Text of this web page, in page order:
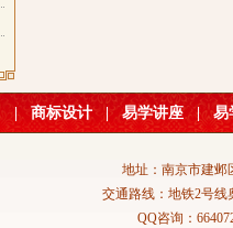
| 商标设计 | 易学讲座 | 易
地址：南京市建邺
交通路线：地铁2号线
QQ咨询：